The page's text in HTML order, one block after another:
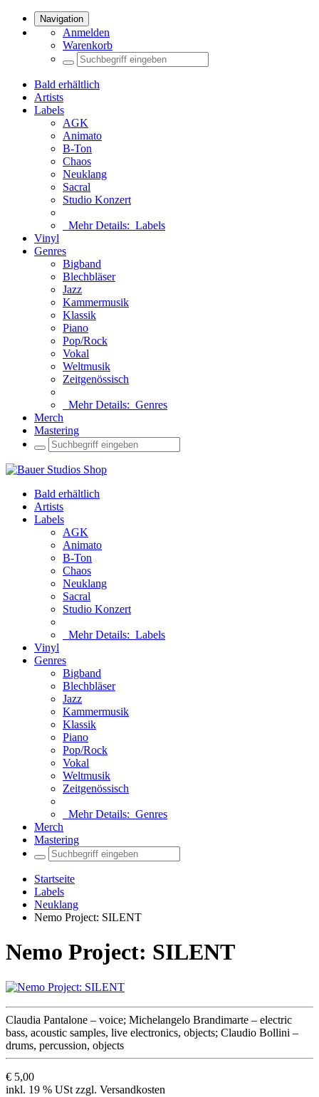
Navigation
Anmelden
Warenkorb
Bald erhältlich
Artists
Labels
AGK
Animato
B-Ton
Chaos
Neuklang
Sacral
Studio Konzert
Mehr Details: Labels
Vinyl
Genres
Bigband
Blechbläser
Jazz
Kammermusik
Klassik
Piano
Pop/Rock
Vokal
Weltmusik
Zeitgenössisch
Mehr Details: Genres
Merch
Mastering
Bald erhältlich
Artists
Labels
AGK
Animato
B-Ton
Chaos
Neuklang
Sacral
Studio Konzert
Mehr Details: Labels
Vinyl
Genres
Bigband
Blechbläser
Jazz
Kammermusik
Klassik
Piano
Pop/Rock
Vokal
Weltmusik
Zeitgenössisch
Mehr Details: Genres
Merch
Mastering
Startseite
Labels
Neuklang
Nemo Project: SILENT
Nemo Project: SILENT
Claudia Pantalone – voice; Michelangelo Brandimarte – electric
bass, acoustic samples, live electronics, objects; Claudio Bollini –
drums, percussion, objects
€ 5,00
inkl. 19 % USt zzgl. Versandkosten